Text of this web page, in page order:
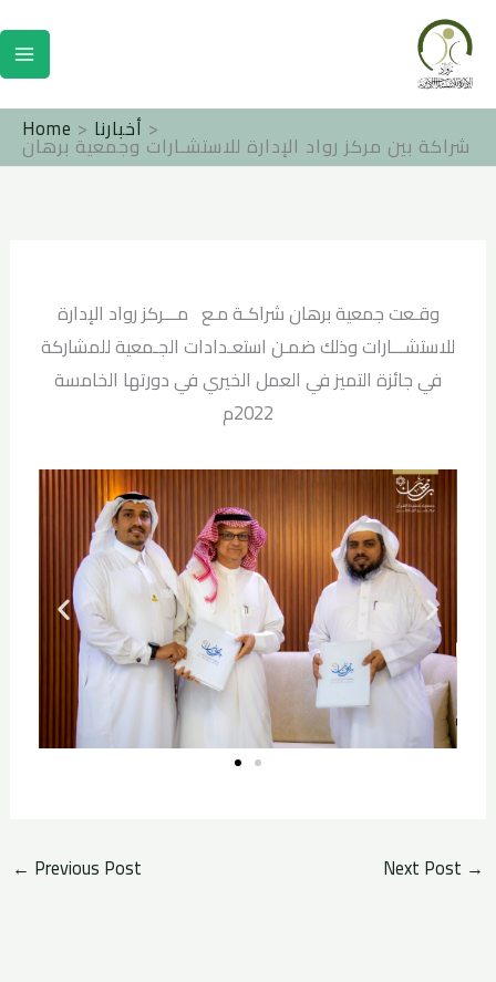
to
content
Home
أخبارنا
شراكة بين مركز رواد الإدارة للاستشـارات وجمعية برهان
وقـعت جمعية برهان شراكـة مـع مـــركز رواد الإدارة
للاستشـــارات وذلك ضمـن استعـدادات الجـمعية للمشاركة
في جائزة التميز في العمل الخيري في دورتها الخامسة
2022م
← Previous Post Next Post →